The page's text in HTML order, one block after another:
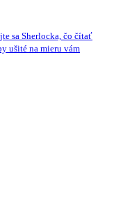
sa Sherlocka, čo čítať
ušité na mieru vám